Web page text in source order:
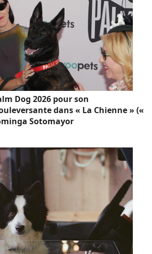
Dog 2026 pour son
dans « La Chienne » («
Sotomayor